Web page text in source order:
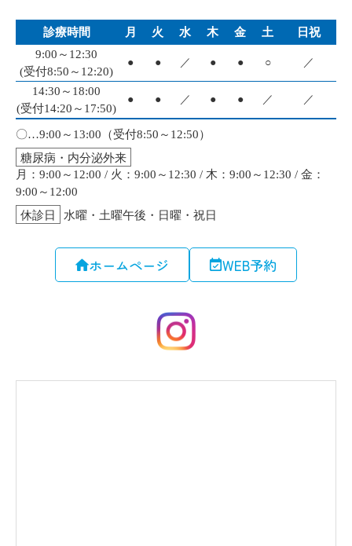
ホームページ WEB予約